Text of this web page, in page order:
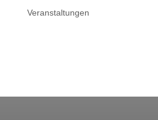
Veranstaltungen